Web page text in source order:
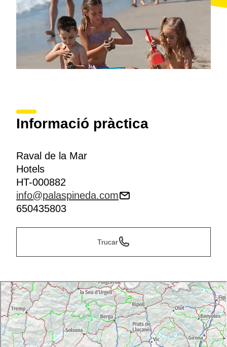
Informació pràctica
Raval de la Mar
Hotels
HT-000882
info@palaspineda.com
650435803
Trucar